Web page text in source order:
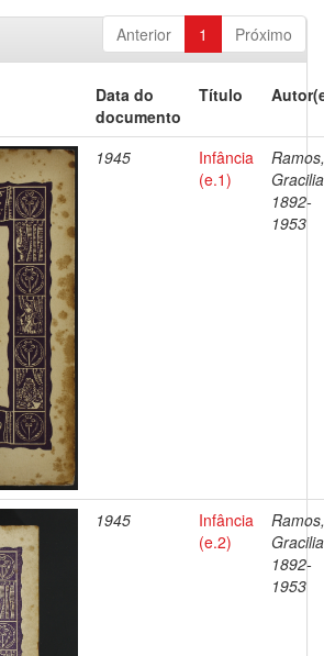
Anterior 1 Próximo
Data do
documento
Título
1945
Infância
(e.1)
Ramos,
1892-
1953
1945
Infância
(e.2)
Ramos,
1892-
1953